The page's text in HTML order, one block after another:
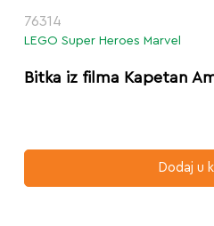
76314
LEGO Super Heroes Marvel
Bitka iz filma Kapetan
Dodaj u